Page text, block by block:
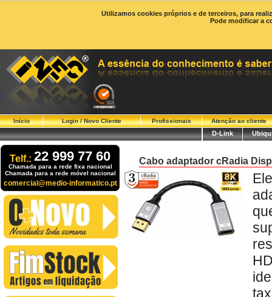
Utilizamos cookies próprios e de terceiros, para
Pode modificar a
Início Login / Novo Cliente Profissionais Atenção ao cliente
D-Link
Telf.: 22 999 77 60
Chamada para a rede fixa nacional
Chamada para a rede móvel nacional
comercial@medio-informatico.pt
Cabo adaptador cRadia